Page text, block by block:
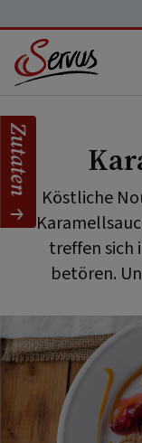
Köstliche
treffen sich
betören.
Zutaten